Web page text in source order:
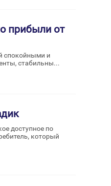
прибыли от
спокойными и
стабильны...
доступное по
который